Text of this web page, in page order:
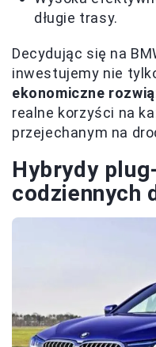
długie trasy.
Decydując się na
inwestujemy nie
ekonomiczne
realne korzyści na
przejechanym na
Hybrydy
codziennych